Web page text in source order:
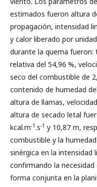
estimados fueron altura
propagación, intensidad
y calor liberado por
durante la quema fueron:
relativa del 54,96 %,
seco del combustible de
contenido de humedad
altura de llamas,
altura de secado letal
kcal.m-1.s-1 y 10,87 m,
combustible y la
sinérgica en la intensidad
confirmando la
forma conjunta en la